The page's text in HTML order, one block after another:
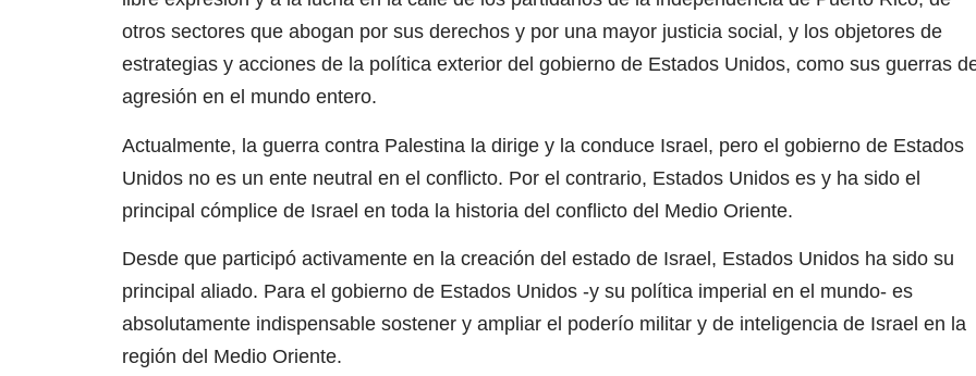
otros sectores que abogan por sus derechos y por una mayor justicia social, y los objetores de
estrategias y acciones de la política exterior del gobierno de Estados Unidos, como sus guerras
agresión en el mundo entero.
Actualmente, la guerra contra Palestina la dirige y la conduce Israel, pero el gobierno de Estados
Unidos no es un ente neutral en el conflicto. Por el contrario, Estados Unidos es y ha sido el
principal cómplice de Israel en toda la historia del conflicto del Medio Oriente.
Desde que participó activamente en la creación del estado de Israel, Estados Unidos ha sido su
principal aliado. Para el gobierno de Estados Unidos -y su política imperial en el mundo- es
absolutamente indispensable sostener y ampliar el poderío militar y de inteligencia de Israel en la
región del Medio Oriente.